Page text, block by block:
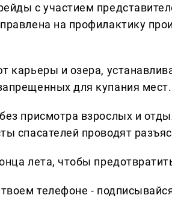
с участием
на профилактику
карьеры и озера,
для купания мест.
присмотра взрослых и
спасателей проводят
лета, чтобы
телефоне -